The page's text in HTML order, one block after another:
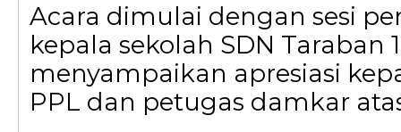
Acara dimulai dengan sesi
kepala sekolah SDN Taraban
menyampaikan apresiasi
PPL dan petugas damkar